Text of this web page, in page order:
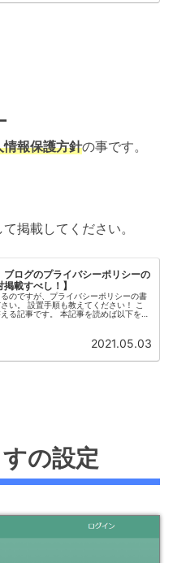
情報保護方針の事です。
掲載してください。
ブログのプライバシーポリシーの
載すべし！】
のですが、プライバシーポリシーの書
い。 設置手順も教えてください！ こ
る記事です。 本記事を読めば以下を知
2021.05.03
の設定